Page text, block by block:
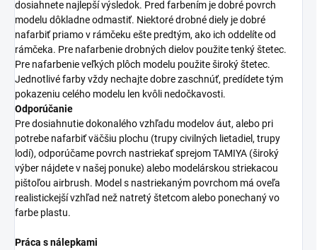
dosiahnete najlepší výsledok. Pred farbením je dobré povrch
modelu dôkladne odmastiť. Niektoré drobné diely je dobré
nafarbiť priamo v rámčeku ešte predtým, ako ich oddelíte od
rámčeka. Pre nafarbenie drobných dielov použite tenký štetec.
Pre nafarbenie veľkých plôch modelu použite široký štetec.
Jednotlivé farby vždy nechajte dobre zaschnúť, predídete tým
pokazeniu celého modelu len kvôli nedočkavosti.
Odporúčanie
Pre dosiahnutie dokonalého vzhľadu modelov áut, alebo pri
potrebe nafarbiť väčšiu plochu (trupy civilných lietadiel, trupy
lodí), odporúčame povrch nastriekať sprejom TAMIYA (široký
výber nájdete v našej ponuke) alebo modelárskou striekacou
pištoľou airbrush. Model s nastriekaným povrchom má oveľa
realistickejší vzhľad než natretý štetcom alebo ponechaný vo
farbe plastu.
Práca s nálepkami